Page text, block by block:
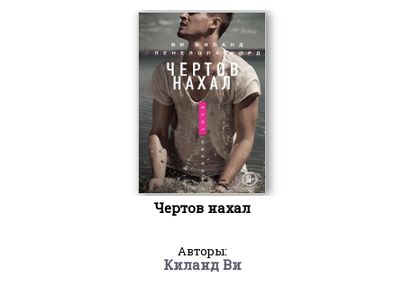
Чертов нахал
Авторы:
Киланд Ви